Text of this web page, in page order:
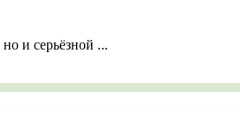
и серьёзной ...